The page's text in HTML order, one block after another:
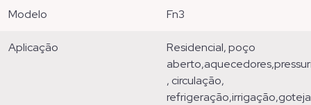
modelo fn3
aplicação
residencial, poço
, circulação,